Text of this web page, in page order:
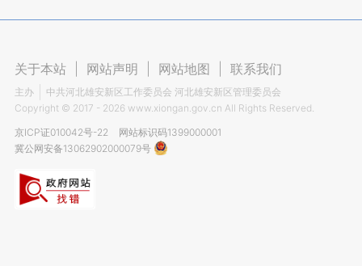
关于本站 网站声明 网站地图 联系我们
主办
中共河北雄安新区工作委员会 河北雄安新区管理委员会
Copyright © 2017 - 2026 www.xiongan.gov.cn All Rights Reserved.
京ICP证010042号-22
网站标识码1399000001
冀公网安备13062902000079号